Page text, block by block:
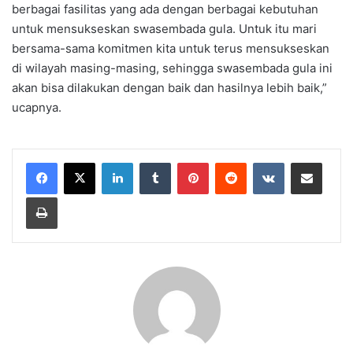
berbagai fasilitas yang ada dengan berbagai kebutuhan
untuk mensukseskan swasembada gula. Untuk itu mari
bersama-sama komitmen kita untuk terus mensukseskan
di wilayah masing-masing, sehingga swasembada gula ini
akan bisa dilakukan dengan baik dan hasilnya lebih baik,”
ucapnya.
LinkedInTumblr PinterestReddit VKontakteShare via Email
Print